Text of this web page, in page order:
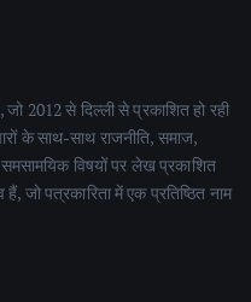
जो 2012 से दिल्ली से प्रकाशित हो रही
के साथ-साथ राजनीति, समाज,
विषयों पर लेख प्रकाशित
जो पत्रकारिता में एक प्रतिष्ठित नाम